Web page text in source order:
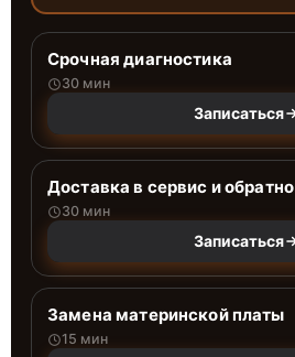
Срочная диагностика
30 мин
Записаться
Доставка в сервис и обратно
30 мин
Записаться
Замена материнской платы
15 мин